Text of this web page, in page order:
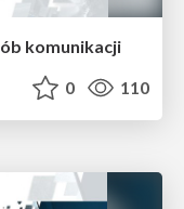
komunikacji
0 110